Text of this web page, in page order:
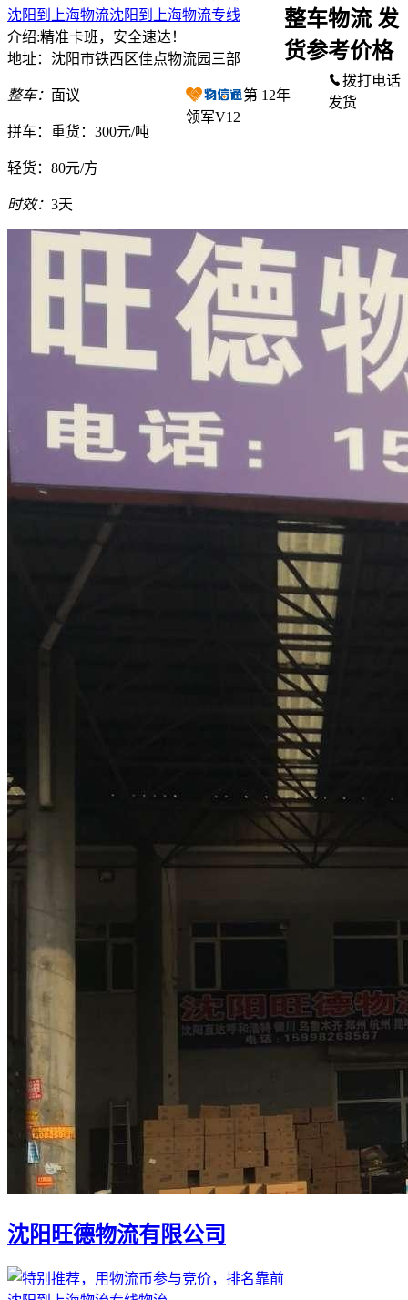
沈阳到上海物流沈阳到上海物流专线
介绍:精准卡班，安全速达！
地址：沈阳市铁西区佳点物流园三部
整车： 面议
拼车： 重货：300元/吨
轻货： 80元/方
时效： 3天
第 12年
领军V12
拨打电话
发货
沈阳旺德物流有限公司
整车物流 发
货参考价格